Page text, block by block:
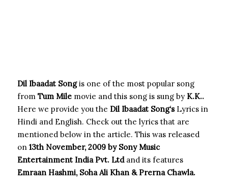
Dil Ibaadat Songis one of the most popular song
from Tum Mile movie and this song is sung by K.K..
Here we provide you the Dil Ibaadat Song‘sLyrics in
Hindi and English. Check out the lyrics that are
mentioned below in the article. This was released
on 13th November, 2009 by Sony Music
Entertainment India Pvt. Ltdand its features
Emraan Hashmi, Soha Ali Khan & Prerna Chawla.